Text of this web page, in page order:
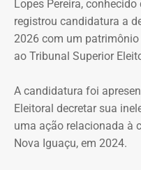
que atenda as
que eu entrei no MLB
mesmo é um teto, um lar
valer um direito
A Central de
(CMPRJ) emitiu nota de
que as famílias lutam há
organização e resistência.
Lopes Pereira,
registrou candidatura a
2026 com um
ao Tribunal Superior
A candidatura foi
Eleitoral decretar sua
uma ação relacionada à
Nova Iguaçu, em 2024.